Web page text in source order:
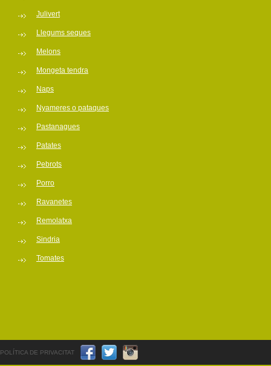
Julivert
Llegums seques
Melons
Mongeta tendra
Naps
Nyameres o pataques
Pastanagues
Patates
Pebrots
Porro
Ravanetes
Remolatxa
Sindria
Tomates
POLÍTICA DE PRIVACITAT